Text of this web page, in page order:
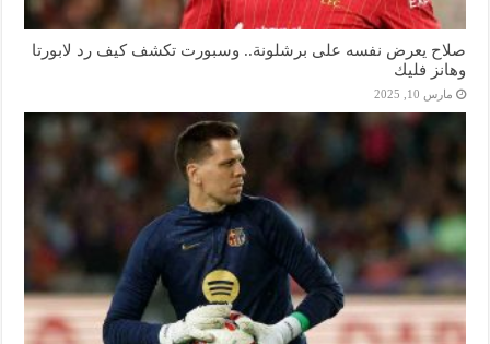
صلاح يعرض نفسه على برشلونة.. وسبورت تكشف كيف رد لابورتا
وهانز فليك
مارس 10, 2025